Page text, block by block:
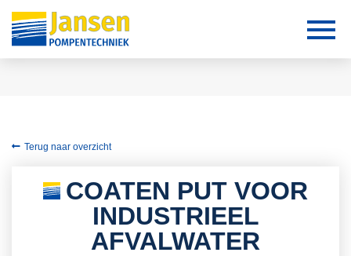
Terug naar overzicht
COATEN PUT VOOR
INDUSTRIEEL
AFVALWATER